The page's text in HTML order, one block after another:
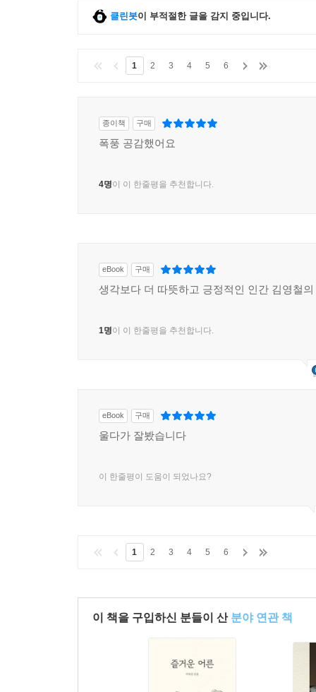
클린봇이 부적절한 글을 감지 중입니다.
1 2 3 4 5 6
종이책 구매
폭풍 공감했어요
4명이 이 한줄평을 추천합니다.
eBook 구매
생각보다 더 따뜻하고 긍정적인 인간 김영철
1명이 이 한줄평을 추천합니다.
eBook 구매
울다가 잘봤습니다
이 한줄평이 도움이 되었나요?
1 2 3 4 5 6
이 책을 구입하신 분들이 산 분야 연관 책